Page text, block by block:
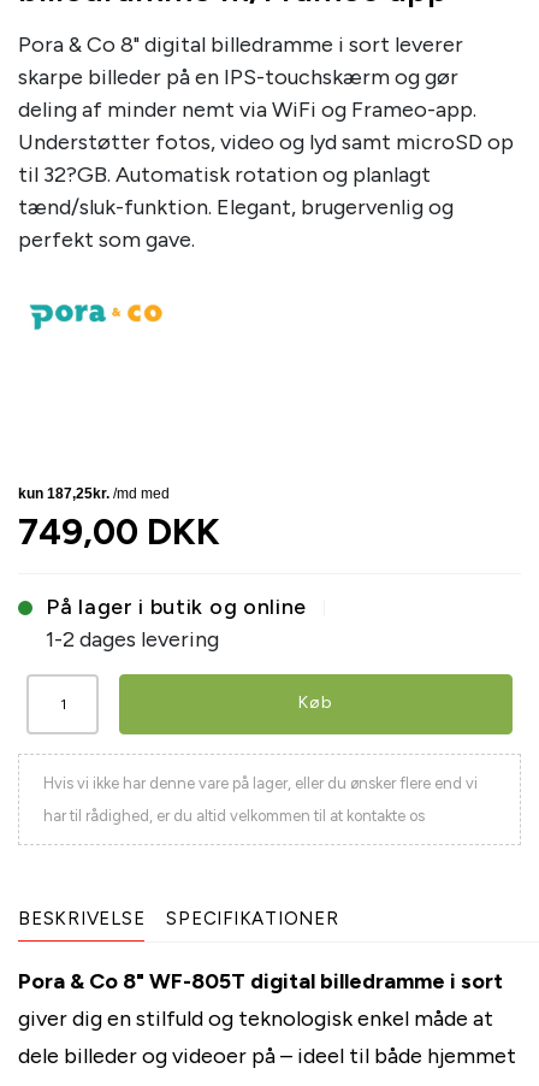
Pora & Co 8" digital billedramme i sort leverer
skarpe billeder på en IPS-touchskærm og gør
deling af minder nemt via WiFi og Frameo-app.
Understøtter fotos, video og lyd samt microSD op
til 32?GB. Automatisk rotation og planlagt
tænd/sluk-funktion. Elegant, brugervenlig og
perfekt som gave.
749,00 DKK
På lager i butik og online
1-2 dages levering
Køb
Hvis vi ikke har denne vare på lager, eller du ønsker flere end vi
har til rådighed, er du altid velkommen til at kontakte os
BESKRIVELSE SPECIFIKATIONER
Pora & Co 8" WF-805T digital billedramme i sort
giver dig en stilfuld og teknologisk enkel måde at
dele billeder og videoer på – ideel til både hjemmet